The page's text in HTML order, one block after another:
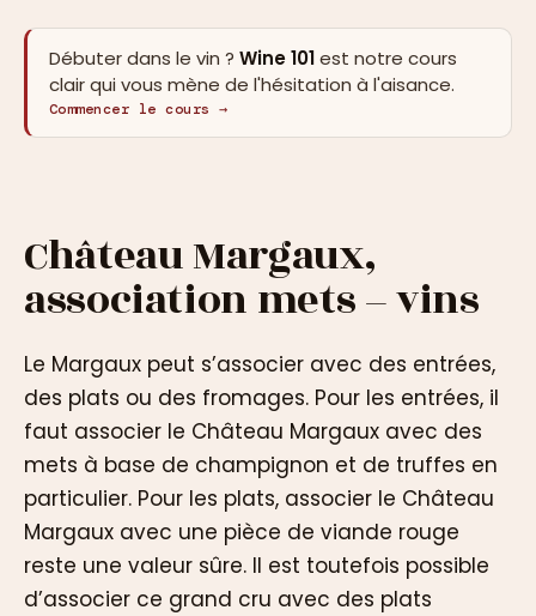
Débuter dans le vin ? Wine 101est notre cours
clair qui vous mène de l'hésitation à l'aisance.
Commencer le cours →
Château Margaux,
association mets – vins
Le Margaux peut s’associer avec des entrées,
des plats ou des fromages. Pour les entrées, il
faut associer le Château Margaux avec des
mets à base de champignon et de truffes en
particulier. Pour les plats, associer le Château
Margaux avec une pièce de viande rouge
reste une valeur sûre. Il est toutefois possible
d’associer ce grand cru avec des plats